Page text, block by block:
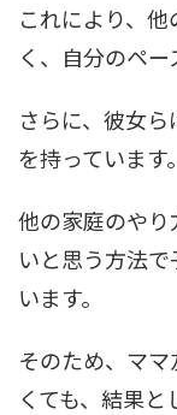
これにより、
く、自分のペー
さらに、彼女
を持っています。
他の家庭のや
いと思う方法
います。
そのため、マ
くても、結果